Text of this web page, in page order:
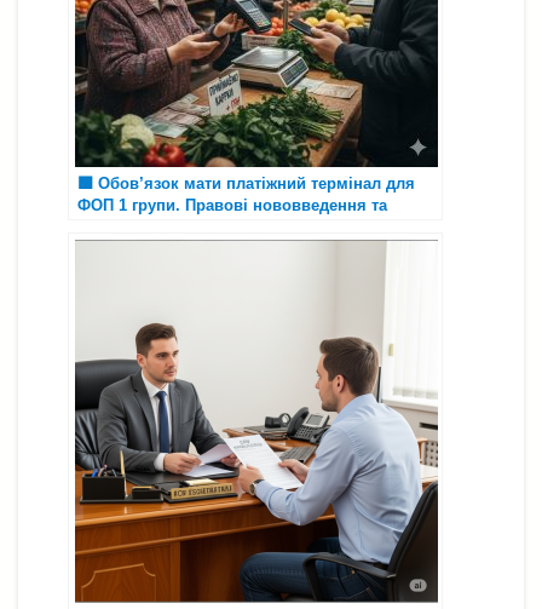
🟩 Обов’язок мати платіжний термінал для
ФОП 1 групи. Правові нововведення та